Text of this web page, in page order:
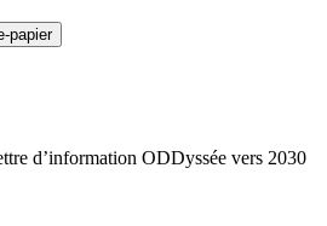
papier
d’information ODDyssée vers 2030